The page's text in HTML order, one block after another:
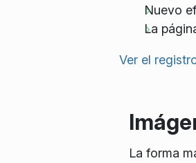
Nuevo
La
Ver el
La forma